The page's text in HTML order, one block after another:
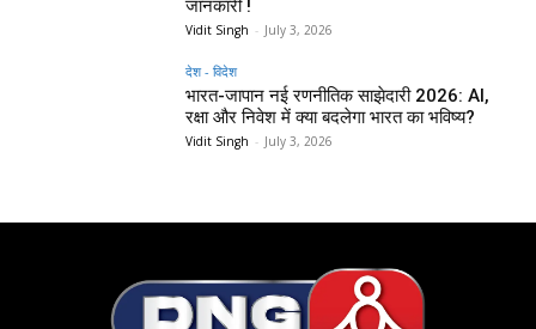
जानकारी !
Vidit Singh - July 3, 2026
देश - विदेश
भारत-जापान नई रणनीतिक साझेदारी 2026: AI,
रक्षा और निवेश में क्या बदलेगा भारत का भविष्य?
Vidit Singh - July 3, 2026